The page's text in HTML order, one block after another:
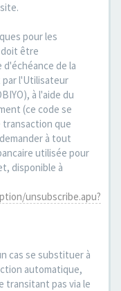
pour les
doit être
de la
l'Utilisateur
à l'aide du
(ce code se
transaction que
à tout
utilisée pour
disponible à
unsubscribe.apu?
cas se substituer à
automatique,
transitant pas via le